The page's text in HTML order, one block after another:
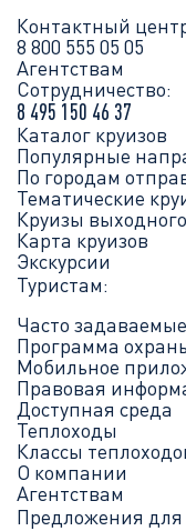
Контактный
8 800 555 05 05
Агентствам
Сотрудничество:
8 495 150 46 37
Каталог круизов
Популярные
По городам
Тематические
Круизы
Карта круизов
Экскурсии
Туристам:
Часто
Программа
Мобильное
Правовая
Доступная среда
Теплоходы
Классы
О компании
Агентствам
Предложения для